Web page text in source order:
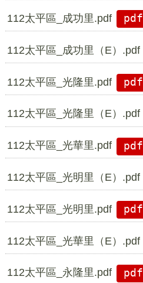
112太平區_成功里.pdf pdf
112太平區_成功里（E）.pdf
112太平區_光隆里.pdf pdf
112太平區_光隆里（E）.pdf
112太平區_光華里.pdf pdf
112太平區_光明里（E）.pdf
112太平區_光明里.pdf pdf
112太平區_光華里（E）.pdf
112太平區_永隆里.pdf pdf